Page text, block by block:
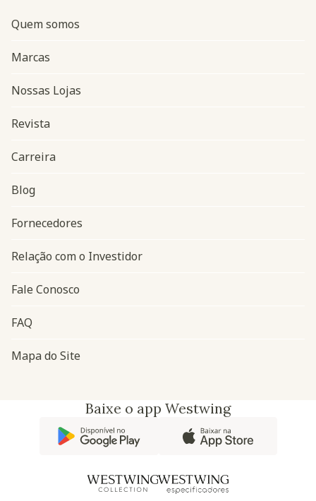
Navegação do rodapé
Quem somos
Marcas
Nossas Lojas
Revista
Carreira
Blog
Fornecedores
Relação com o Investidor
Fale Conosco
FAQ
Mapa do Site
Baixe o app Westwing